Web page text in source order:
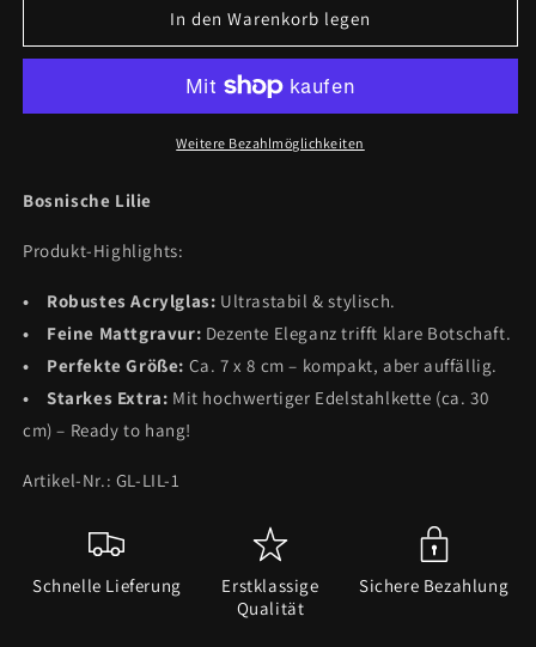
Lilie
Autospiegel-
Kette
für
Lilie
Acrylglas
Autospiegel-
Anhänger
In den Warenkorb legen
Weitere Bezahlmöglichkeiten
Bosnische Lilie
Produkt-Highlights:
• Robustes Acrylglas: Ultrastabil & stylisch.
• Feine Mattgravur: Dezente Eleganz trifft klare Botschaft.
• Perfekte Größe: Ca. 7 x 8 cm – kompakt, aber auffällig.
• Starkes Extra: Mit hochwertiger Edelstahlkette (ca. 30
cm) – Ready to hang!
Artikel-Nr.: GL-LIL-1
Schnelle Lieferung
Erstklassige
Qualität
Sichere Bezahlung